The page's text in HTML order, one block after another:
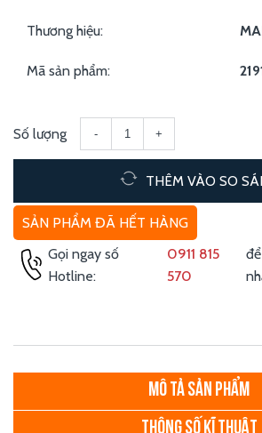
Thương hiệu:
Mã sản phẩm:
Số lượng - +
THÊM VÀO SO
SẢN PHẨM ĐÃ HẾT HÀNG
Gọi ngay số
Hotline:
0911 815
570
MÔ TẢ SẢN PHẨM